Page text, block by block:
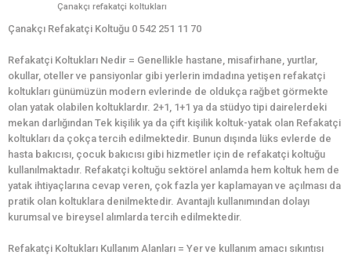
Çanakçı refakatçi koltukları
Çanakçı Refakatçi Koltuğu 0 542 251 11 70
Refakatçi Koltukları Nedir = Genellikle hastane, misafirhane, yurtlar,
okullar, oteller ve pansiyonlar gibi yerlerin imdadına yetişen refakatçi
koltukları günümüzün modern evlerinde de oldukça rağbet görmekte
olan yatak olabilen koltuklardır. 2+1, 1+1 ya da stüdyo tipi dairelerdeki
mekan darlığından Tek kişilik ya da çift kişilik koltuk-yatak olan Refakatçi
koltukları da çokça tercih edilmektedir. Bunun dışında lüks evlerde de
hasta bakıcısı, çocuk bakıcısı gibi hizmetler için de refakatçi koltuğu
kullanılmaktadır. Refakatçi koltuğu sektörel anlamda hem koltuk hem de
yatak ihtiyaçlarına cevap veren, çok fazla yer kaplamayan ve açılması da
pratik olan koltuklara denilmektedir. Avantajlı kullanımından dolayı
kurumsal ve bireysel alımlarda tercih edilmektedir.
Refakatçi Koltukları Kullanım Alanları = Yer ve kullanım amacı sıkıntısı